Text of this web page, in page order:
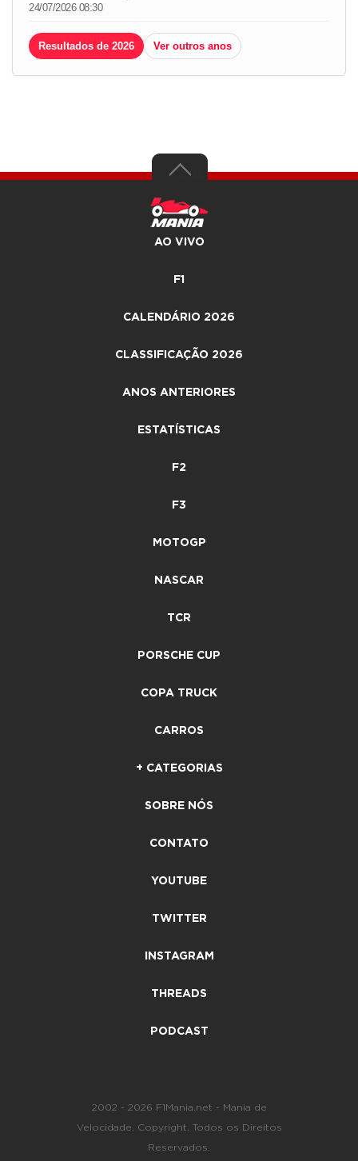
24/07/2026 08:30
Resultados de 2026 Ver outros anos
AO VIVO
F1
CALENDÁRIO 2026
CLASSIFICAÇÃO 2026
ANOS ANTERIORES
ESTATÍSTICAS
F2
F3
MOTOGP
NASCAR
TCR
PORSCHE CUP
COPA TRUCK
CARROS
+ CATEGORIAS
SOBRE NÓS
CONTATO
YOUTUBE
TWITTER
INSTAGRAM
THREADS
PODCAST
2002 - 2026 F1Mania.net - Mania de
Velocidade. Copyright. Todos os Direitos
Reservados.